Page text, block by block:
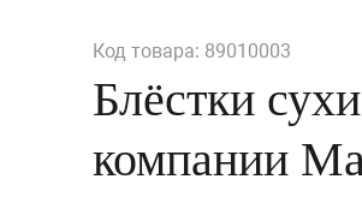
Код товара: 89010003
Блёстки
компании